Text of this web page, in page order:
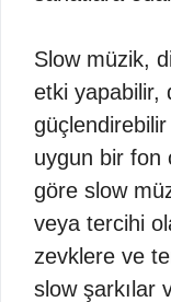
Slow müzik,
etki yapabilir,
uygun bir fon
göre slow
veya tercihi
zevklere ve
slow şarkılar